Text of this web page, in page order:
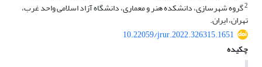
2گروه شهرسازی، د‌انشکد‌ه هنر و معماری، دانشگاه آزاد اسلامی واحد غرب،
تهران، ایران.
10.22059/jrur.2022.326315.1651
چکیده